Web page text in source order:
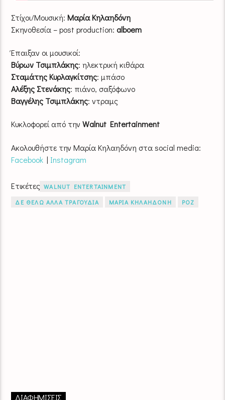
Στίχοι/Μουσική:Μαρία Κηλαηδόνη
Σκηνοθεσία – post production:alboem
Έπαιξαν οι μουσικοί:
Βύρων Τσιμπλάκης: ηλεκτρική κιθάρα
Σταμάτης Κυρλαγκίτσης: μπάσο
Αλέξης Στενάκης: πιάνο, σαξόφωνο
Βαγγέλης Τσιμπλάκης: ντραμς
Κυκλοφορεί από τηνWalnut Entertainment
Ακολουθήστε την Μαρία Κηλαηδόνη στα social media:
Facebook | Instagram
Ετικέτες WALNUT ENTERTAINMENT
ΔΕ ΘΕΛΩ ΑΛΛΑ ΤΡΑΓΟΥΔΙΑ
ΜΑΡΙΑ ΚΗΛΑΗΔΟΝΗ ΡΟΖ
ΔΙΑΦΗΜΙΣΕΙΣ